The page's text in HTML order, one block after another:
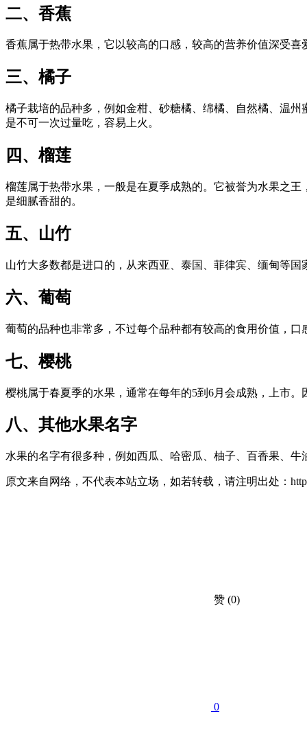
二、香蕉
香蕉属于热带水果，它以较高的口感，较高的营养价值深受
三、橘子
橘子栽培的品种多，例如金柑、砂糖橘、绵橘、自然橘、温
是不可一次过量吃，容易上火。
四、榴莲
榴莲属于热带水果，一般是在夏季成熟的。它被誉为水果之
是细腻香甜的。
五、山竹
山竹大多数都是进口的，从来西亚、泰国、菲律宾、缅甸等
六、葡萄
葡萄的品种也非常多，不过每个品种都有较高的食用价值，
七、樱桃
樱桃属于春夏季的水果，通常在每年的5到6月会成熟，上市
八、其他水果名字
水果的名字有很多种，例如西瓜、哈密瓜、柚子、百香果、
原文来自网络，不代表本站立场，如若转载，请注明出处：
赞 (0)
0